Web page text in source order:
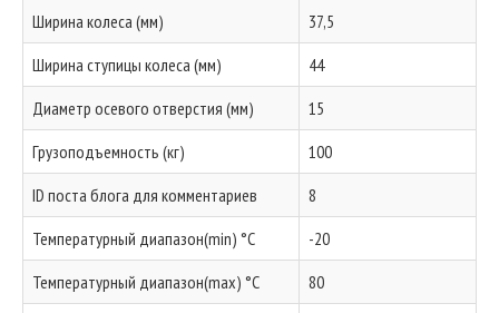
Ширина колеса (мм)
37,5
Ширина ступицы колеса (мм)
44
Диаметр осевого отверстия (мм)
15
Грузоподъемность (кг)
100
ID поста блога для комментариев
8
Температурный диапазон(min) °C
-20
Температурный диапазон(max) °C
80